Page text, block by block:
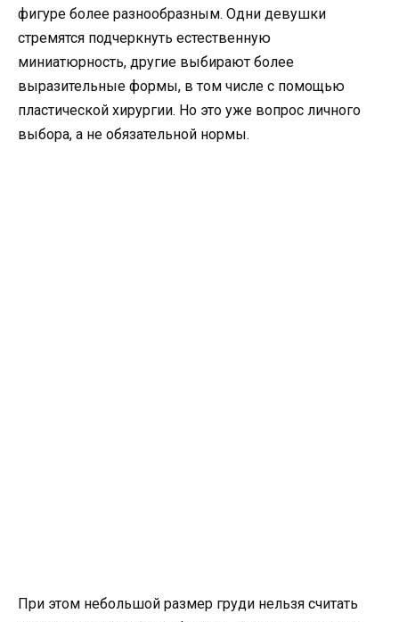
фигуре более разнообразным. Одни девушки
стремятся подчеркнуть естественную
миниатюрность, другие выбирают более
выразительные формы, в том числе с помощью
пластической хирургии. Но это уже вопрос личного
выбора, а не обязательной нормы.
При этом небольшой размер груди нельзя считать